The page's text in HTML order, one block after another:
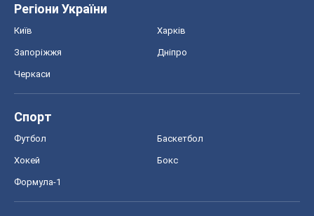
Регіони України
Київ Харків
Запоріжжя Дніпро
Черкаси
Спорт
Футбол Баскетбол
Хокей Бокс
Формула-1